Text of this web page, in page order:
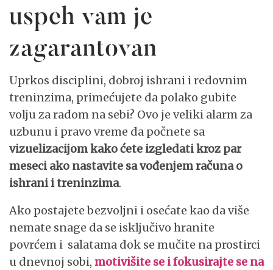
uspeh vam je
zagarantovan
Uprkos disciplini, dobroj ishrani i redovnim
treninzima, primećujete da polako gubite
volju za radom na sebi? Ovo je veliki alarm za
uzbunu i pravo vreme da počnete sa
vizuelizacijom kako ćete izgledati kroz par
meseci ako nastavite sa vođenjem računa o
ishrani i treninzima.
Ako postajete bezvoljni i osećate kao da više
nemate snage da se isključivo hranite
povrćem i salatama dok se mučite na prostirci
u dnevnoj sobi, motivišite se i fokusirajte se na